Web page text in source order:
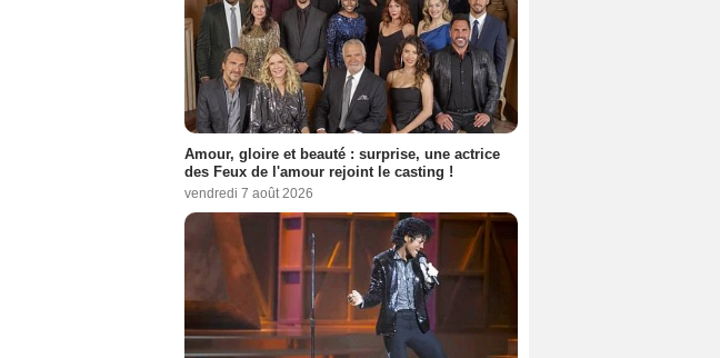
Amour, gloire et beauté : surprise, une actrice
des Feux de l'amour rejoint le casting !
vendredi 7 août 2026